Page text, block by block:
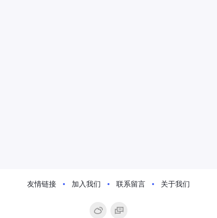
友情链接 加入我们 联系留言 关于我们